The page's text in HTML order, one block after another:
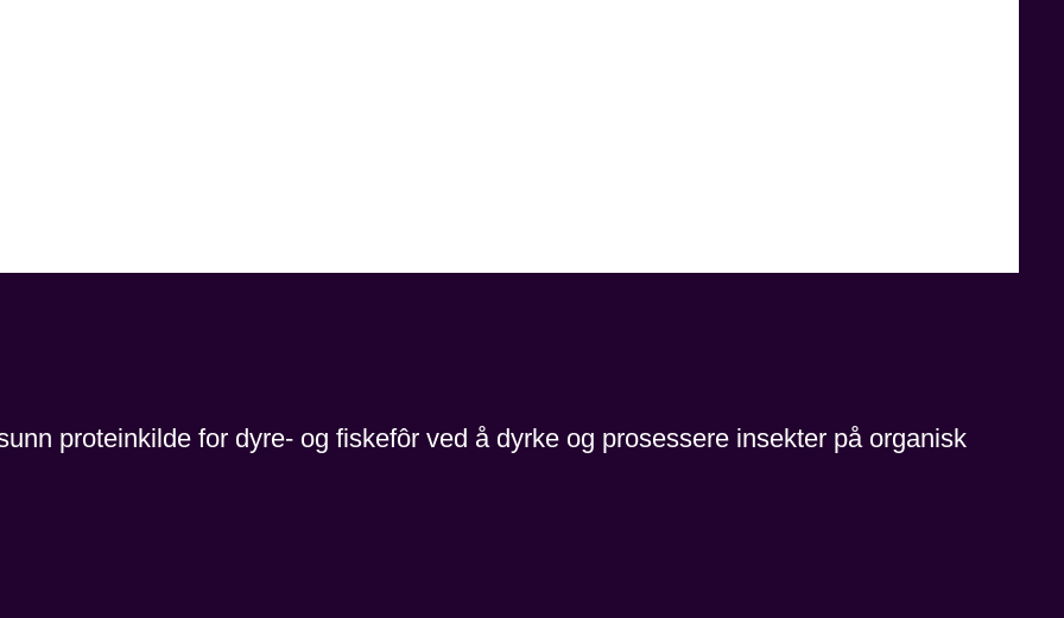
proteinkilde for dyre- og fiskefôr ved å dyrke og prosessere insekter på organisk